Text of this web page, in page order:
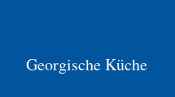
Georgische Küche